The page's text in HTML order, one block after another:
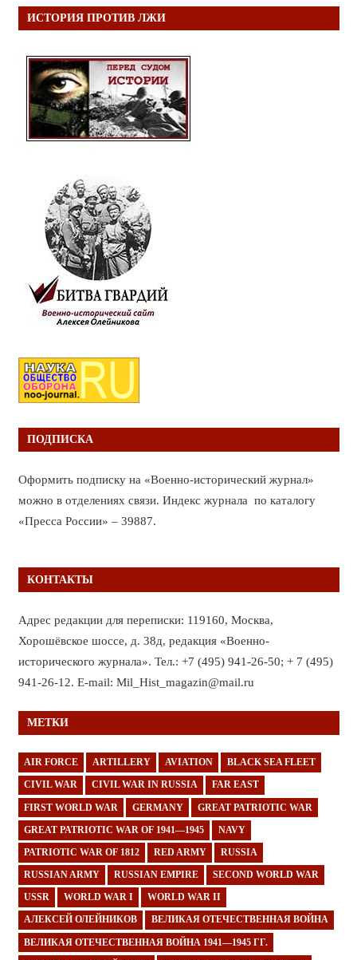
ИСТОРИЯ ПРОТИВ ЛЖИ
ПОДПИСКА
Оформить подписку на «Военно-исторический журнал»
можно в отделениях связи. Индекс журнала по каталогу
«Пресса России» – 39887.
КОНТАКТЫ
Адрес редакции для переписки: 119160, Москва,
Хорошёвское шоссе, д. 38д, редакция «Военно-
исторического журнала». Тел.: +7 (495) 941-26-50; + 7 (495)
941-26-12. E-mail: Mil_Hist_magazin@mail.ru
МЕТКИ
AIR FORCE ARTILLERY AVIATION BLACK SEA FLEET
CIVIL WAR CIVIL WAR IN RUSSIA FAR EAST
FIRST WORLD WAR GERMANY GREAT PATRIOTIC WAR
GREAT PATRIOTIC WAR OF 1941—1945 NAVY
PATRIOTIC WAR OF 1812 RED ARMY RUSSIA
RUSSIAN ARMY RUSSIAN EMPIRE SECOND WORLD WAR
USSR WORLD WAR I WORLD WAR II
АЛЕКСЕЙ ОЛЕЙНИКОВ ВЕЛИКАЯ ОТЕЧЕСТВЕННАЯ ВОЙНА
ВЕЛИКАЯ ОТЕЧЕСТВЕННАЯ ВОЙНА 1941—1945 ГГ.